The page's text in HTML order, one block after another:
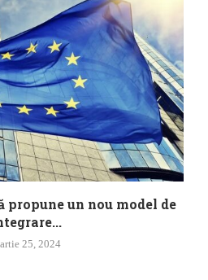
propune un nou model de
25, 2024